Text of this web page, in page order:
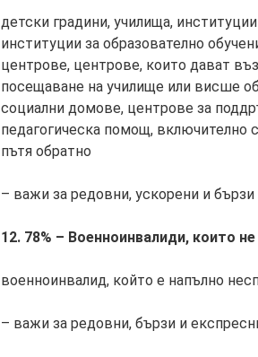
детски градини, училища,
институции за образователно
центрове, центрове, които дават
посещаване на училище или висше
социални домове, центрове за
педагогическа помощ, включително
пътя обратно
– важи за редовни, ускорени и бързи
12. 78% – Военноинвалиди, които
военноинвалид, който е напълно
– важи за редовни, бързи и